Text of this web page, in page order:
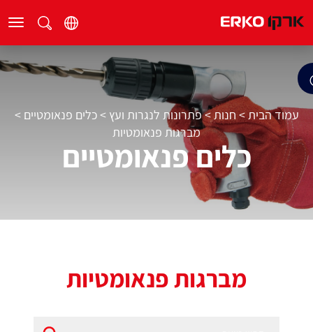
עמוד הבית> חנות>פתרונות לנגרות ועץ >כלים פנאומטיים >
מברגות פנאומטיות
כלים פנאומטיים
מברגות פנאומטיות